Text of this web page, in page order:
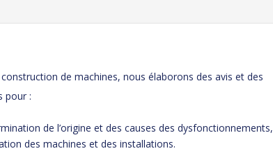
de machines, nous élaborons des avis et des
pour :
de l’origine et des causes des dysfonctionnements,
des machines et des installations.